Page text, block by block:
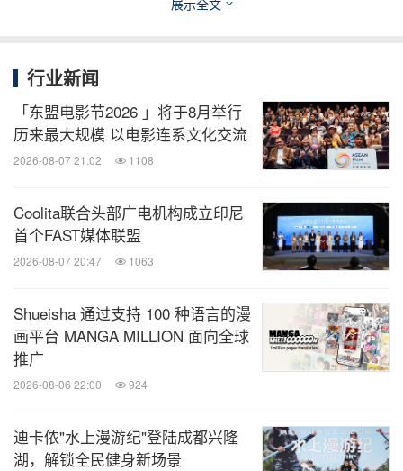
展示全文
行业新闻
「东盟电影节2026 」将于8月举行
历来最大规模 以电影连系文化交流
2026-08-07 21:02 1108
Coolita联合头部广电机构成立印尼
首个FAST媒体联盟
2026-08-07 20:47 1063
Shueisha 通过支持 100 种语言的漫
画平台 MANGA MILLION 面向全球
推广
2026-08-06 22:00 924
迪卡侬"水上漫游纪"登陆成都兴隆
湖，解锁全民健身新场景